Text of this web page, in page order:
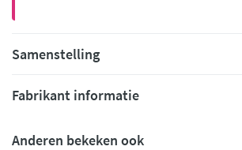
Samenstelling
Fabrikant informatie
Anderen bekeken ook